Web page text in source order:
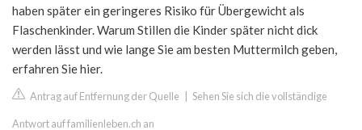
haben später ein geringeres Risiko für Übergewicht als
Flaschenkinder. Warum Stillen die Kinder später nicht dick
werden lässt und wie lange Sie am besten Muttermilch geben,
erfahren Sie hier.
Antrag auf Entfernung der Quelle Sehen Sie sich die vollständige
Antwort auf familienleben.ch an